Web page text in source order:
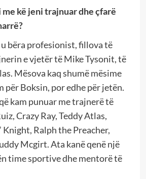
kë jeni trajnuar dhe çfarë
bëra profesionist, fillova të
e vjetër të Mike Tysonit, të
Mësova kaq shumë mësime
për Boksin, por edhe për jetën.
kam punuar me trajnerë të
Crazy Ray, Teddy Atlas,
Knight, Ralph the Preacher,
Mcgirt. Ata kanë qenë një
time sportive dhe mentorë të